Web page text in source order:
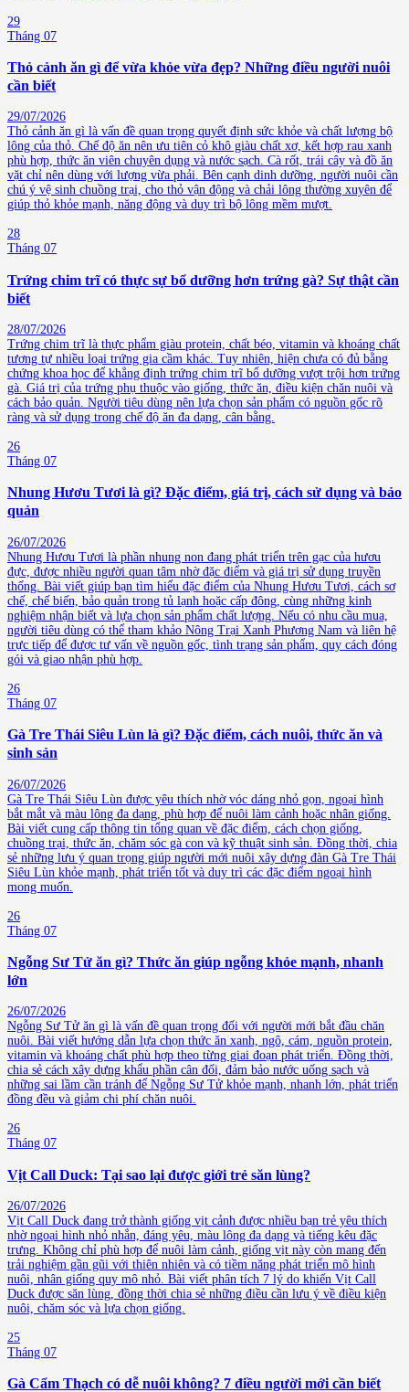
29
Tháng 07
Thỏ cảnh ăn gì để vừa khỏe vừa đẹp? Những điều người nuôi
cần biết
29/07/2026
Thỏ cảnh ăn gì là vấn đề quan trọng quyết định sức khỏe và chất lượng bộ
lông của thỏ. Chế độ ăn nên ưu tiên cỏ khô giàu chất xơ, kết hợp rau xanh
phù hợp, thức ăn viên chuyên dụng và nước sạch. Cà rốt, trái cây và đồ ăn
vặt chỉ nên dùng với lượng vừa phải. Bên cạnh dinh dưỡng, người nuôi cần
chú ý vệ sinh chuồng trại, cho thỏ vận động và chải lông thường xuyên để
giúp thỏ khỏe mạnh, năng động và duy trì bộ lông mềm mượt.
28
Tháng 07
Trứng chim trĩ có thực sự bổ dưỡng hơn trứng gà? Sự thật cần
biết
28/07/2026
Trứng chim trĩ là thực phẩm giàu protein, chất béo, vitamin và khoáng chất
tương tự nhiều loại trứng gia cầm khác. Tuy nhiên, hiện chưa có đủ bằng
chứng khoa học để khẳng định trứng chim trĩ bổ dưỡng vượt trội hơn trứng
gà. Giá trị của trứng phụ thuộc vào giống, thức ăn, điều kiện chăn nuôi và
cách bảo quản. Người tiêu dùng nên lựa chọn sản phẩm có nguồn gốc rõ
ràng và sử dụng trong chế độ ăn đa dạng, cân bằng.
26
Tháng 07
Nhung Hươu Tươi là gì? Đặc điểm, giá trị, cách sử dụng và bảo
quản
26/07/2026
Nhung Hươu Tươi là phần nhung non đang phát triển trên gạc của hươu
đực, được nhiều người quan tâm nhờ đặc điểm và giá trị sử dụng truyền
thống. Bài viết giúp bạn tìm hiểu đặc điểm của Nhung Hươu Tươi, cách sơ
chế, chế biến, bảo quản trong tủ lạnh hoặc cấp đông, cùng những kinh
nghiệm nhận biết và lựa chọn sản phẩm chất lượng. Nếu có nhu cầu mua,
người tiêu dùng có thể tham khảo Nông Trại Xanh Phương Nam và liên hệ
trực tiếp để được tư vấn về nguồn gốc, tình trạng sản phẩm, quy cách đóng
gói và giao nhận phù hợp.
26
Tháng 07
Gà Tre Thái Siêu Lùn là gì? Đặc điểm, cách nuôi, thức ăn và
sinh sản
26/07/2026
Gà Tre Thái Siêu Lùn được yêu thích nhờ vóc dáng nhỏ gọn, ngoại hình
bắt mắt và màu lông đa dạng, phù hợp để nuôi làm cảnh hoặc nhân giống.
Bài viết cung cấp thông tin tổng quan về đặc điểm, cách chọn giống,
chuồng trại, thức ăn, chăm sóc gà con và kỹ thuật sinh sản. Đồng thời, chia
sẻ những lưu ý quan trọng giúp người mới nuôi xây dựng đàn Gà Tre Thái
Siêu Lùn khỏe mạnh, phát triển tốt và duy trì các đặc điểm ngoại hình
mong muốn.
26
Tháng 07
Ngỗng Sư Tử ăn gì? Thức ăn giúp ngỗng khỏe mạnh, nhanh
lớn
26/07/2026
Ngỗng Sư Tử ăn gì là vấn đề quan trọng đối với người mới bắt đầu chăn
nuôi. Bài viết hướng dẫn lựa chọn thức ăn xanh, ngô, cám, nguồn protein,
vitamin và khoáng chất phù hợp theo từng giai đoạn phát triển. Đồng thời,
chia sẻ cách xây dựng khẩu phần cân đối, đảm bảo nước uống sạch và
những sai lầm cần tránh để Ngỗng Sư Tử khỏe mạnh, nhanh lớn, phát triển
đồng đều và giảm chi phí chăn nuôi.
26
Tháng 07
Vịt Call Duck: Tại sao lại được giới trẻ săn lùng?
26/07/2026
Vịt Call Duck đang trở thành giống vịt cảnh được nhiều bạn trẻ yêu thích
nhờ ngoại hình nhỏ nhắn, đáng yêu, màu lông đa dạng và tiếng kêu đặc
trưng. Không chỉ phù hợp để nuôi làm cảnh, giống vịt này còn mang đến
trải nghiệm gần gũi với thiên nhiên và có tiềm năng phát triển mô hình
nuôi, nhân giống quy mô nhỏ. Bài viết phân tích 7 lý do khiến Vịt Call
Duck được săn lùng, đồng thời chia sẻ những điều cần lưu ý về điều kiện
nuôi, chăm sóc và lựa chọn giống.
25
Tháng 07
Gà Cẩm Thạch có dễ nuôi không? 7 điều người mới cần biết